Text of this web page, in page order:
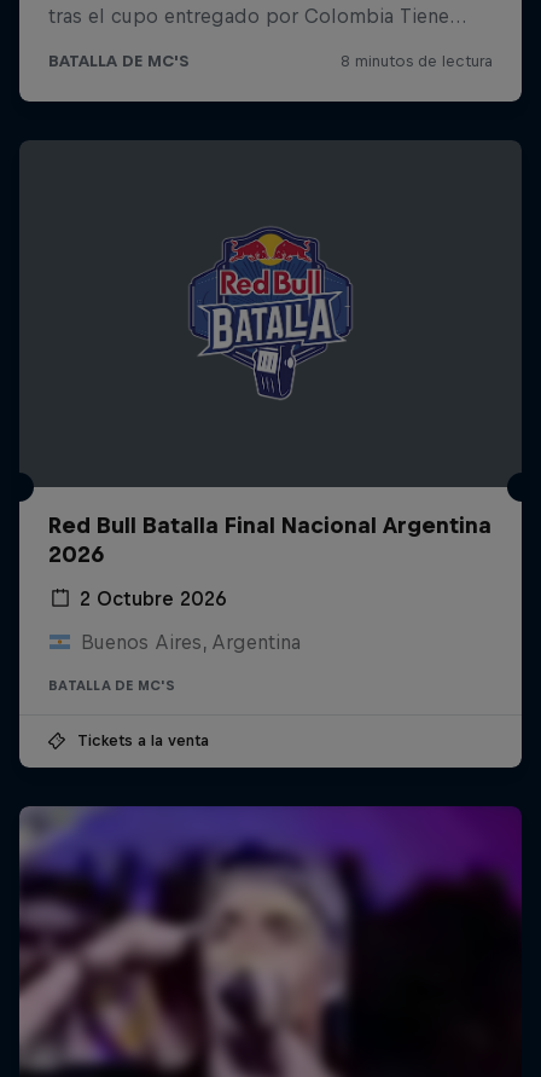
Red Bull Batalla Final Nacional Argentina
2026
2 Octubre 2026
Buenos Aires, Argentina
BATALLA DE MC'S
Tickets a la venta